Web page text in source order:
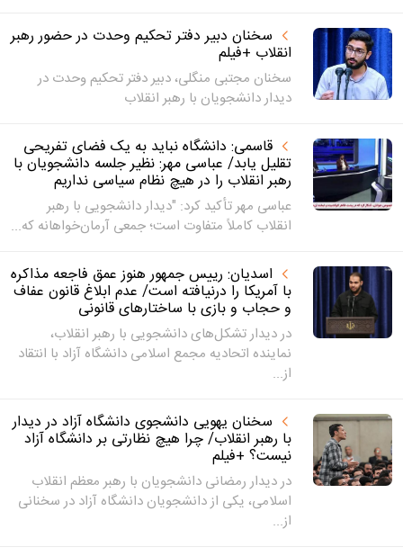
سخنان دبیر دفتر تحکیم وحدت در حضور رهبر
انقلاب +فیلم
سخنان مجتبی منگلی، دبیر دفتر تحکیم وحدت در
دیدار دانشجویان با رهبر انقلاب
قاسمی: دانشگاه نباید به یک فضای تفریحی
تقلیل یابد/ عباسی مهر: نظیر جلسه دانشجویان با
رهبر انقلاب را در هیچ نظام سیاسی نداریم
عباسی مهر تأکید کرد: "دیدار دانشجویی با رهبر
انقلاب کاملاً متفاوت است؛ جمعی آرمان‌خواهانه که...
اسدیان: رییس جمهور هنوز عمق فاجعه مذاکره
با آمریکا را درنیافته است/ عدم ابلاغ قانون عفاف
و حجاب و بازی با ساختارهای قانونی
در دیدار تشکل‌های دانشجویی با رهبر انقلاب،
نماینده اتحادیه مجمع اسلامی دانشگاه آزاد با انتقاد
از...
سخنان یهویی دانشجوی دانشگاه آزاد در دیدار
با رهبر انقلاب/ چرا هیچ نظارتی بر دانشگاه آزاد
نیست؟ +فیلم
در دیدار رمضانی دانشجویان با رهبر معظم انقلاب
اسلامی، یکی از دانشجویان دانشگاه آزاد در سخنانی
از...